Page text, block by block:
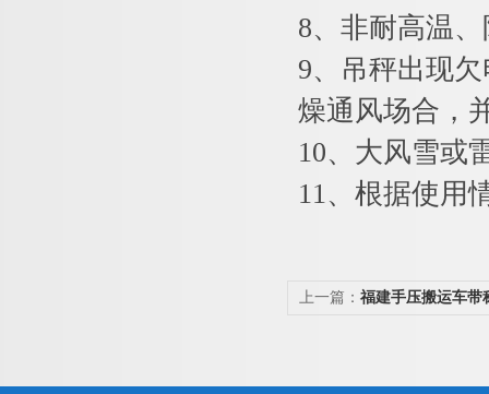
8、非耐高温
9、吊秤出现
燥通风场合，
10、大风雪或
11、根据使用
上一篇： 福建手压搬运车带